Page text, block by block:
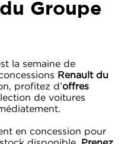
Groupe
la semaine de
Renault du
profitez d’offres
de voitures
en concession pour